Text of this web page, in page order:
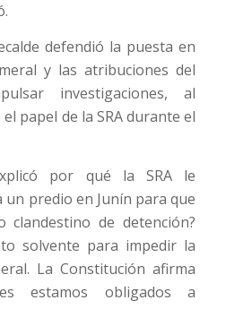
defendió la puesta en
y las atribuciones del
investigaciones, al
papel de la SRA durante el
por qué la SRA le
predio en Junín para que
de detención?
solvente para impedir la
La Constitución afirma
estamos obligados a